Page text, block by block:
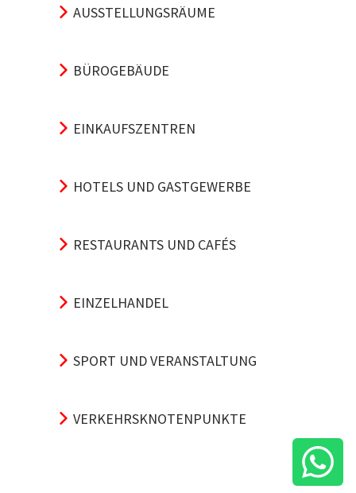
AUSSTELLUNGSRÄUME
BÜROGEBÄUDE
EINKAUFSZENTREN
HOTELS UND GASTGEWERBE
RESTAURANTS UND CAFÉS
EINZELHANDEL
SPORT UND VERANSTALTUNG
VERKEHRSKNOTENPUNKTE